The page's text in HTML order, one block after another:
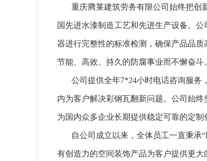
重庆腾莱建筑劳务有限公司始终把创
国先进水漆制造工艺和先进生产设备。
器进行完整性的标准检测，确保产品品
节能、高效、持久的防腐事业而不懈奋斗
公司提供全年7*24小时电话咨询服务
内为客户解决彩钢瓦翻新问题。公司始
为国内众多企业长期提供稳定可靠的定制
自公司成立以来，全体员工一直秉承
有创造力的空间装饰产品为客户提供更